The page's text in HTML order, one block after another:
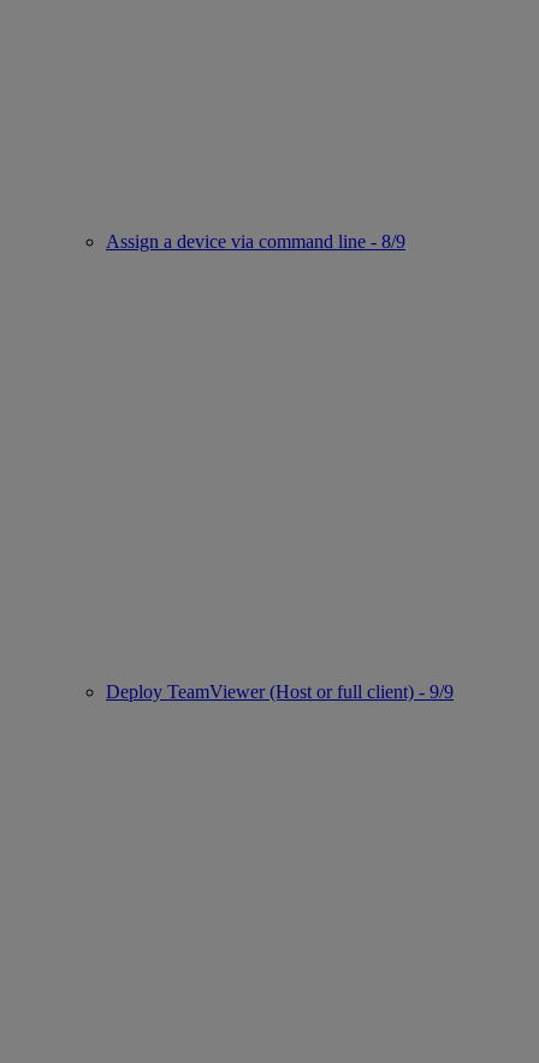
Assign a device via command line - 8/9
Deploy TeamViewer (Host or full client) - 9/9